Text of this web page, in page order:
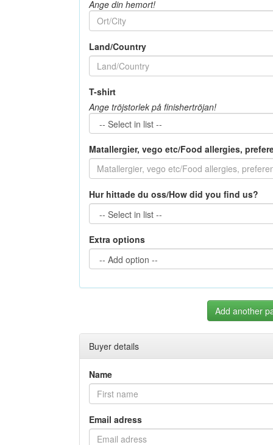
Ange din hemort!
Land/Country
T-shirt
Ange tröjstorlek på finishertröjan!
Matallergier, vego etc/Food allergies,
Hur hittade du oss/How did you find us?
Extra options
Add another
Buyer details
Name
Email adress